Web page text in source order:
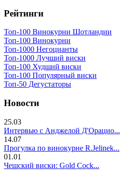
Рейтинги
Топ-100 Винокурни Шотландии
Топ-100 Винокурни
Топ-1000 Негоцианты
Топ-1000 Лучший виски
Топ-100 Худший виски
Топ-100 Популярный виски
Топ-50 Дегустаторы
Новости
25.03
Интервью с Анджелой Д'Орацио...
14.07
Прогулка по винокурне R.Jelinek...
01.01
Чешский виски: Gold Cock...